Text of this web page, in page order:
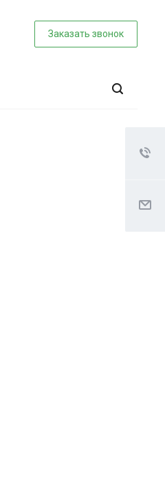
Заказать звонок